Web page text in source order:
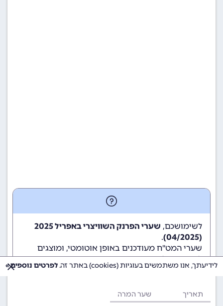
לשימושכם,
שערי הפרנק השוויצרי באפריל 2025
(04/2025)
.
שערי המט"ח מעודכנים באופן אוטומטי, ומוצגים
לשימוש גולשי ומשתמשי האתר.
תאריך שער המרה
לידיעתך, אנו משתמשים בעוגיות (cookies) באתר זה. לפרטים נוספים »